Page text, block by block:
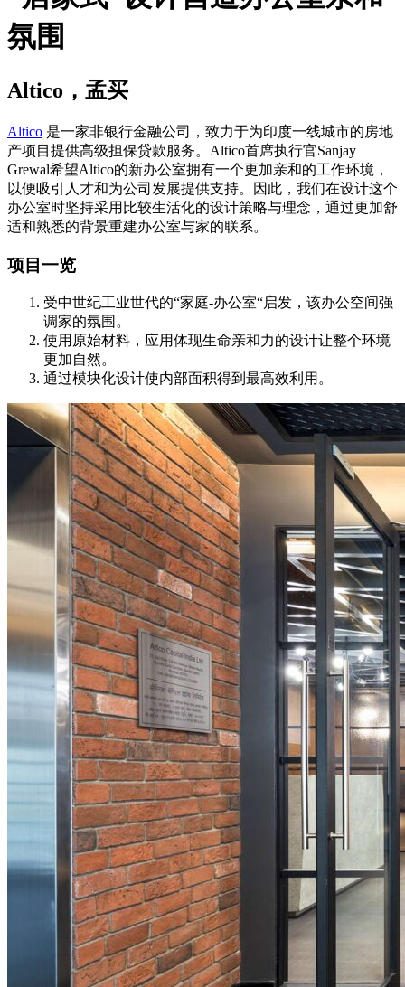
氛围
Altico，孟买
Altico 是一家非银行金融公司，致力于为印度一线城市的房地
产项目提供高级担保贷款服务。Altico首席执行官Sanjay
Grewal希望Altico的新办公室拥有一个更加亲和的工作环境，
以便吸引人才和为公司发展提供支持。因此，我们在设计这个
办公室时坚持采用比较生活化的设计策略与理念，通过更加舒
适和熟悉的背景重建办公室与家的联系。
项目一览
受中世纪工业世代的“家庭-办公室“启发，该办公空间强
调家的氛围。
使用原始材料，应用体现生命亲和力的设计让整个环境
更加自然。
通过模块化设计使内部面积得到最高效利用。